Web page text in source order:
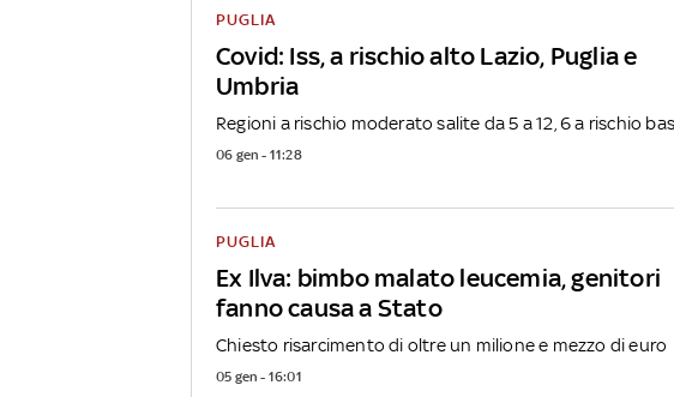
Covid: Iss, a rischio alto Lazio, Puglia e
Umbria
PUGLIA
Regioni a rischio moderato salite da 5 a 12, 6 a rischio
06 gen - 11:28
Ex Ilva: bimbo malato leucemia, genitori
fanno causa a Stato
PUGLIA
Chiesto risarcimento di oltre un milione e mezzo di euro
05 gen - 16:01